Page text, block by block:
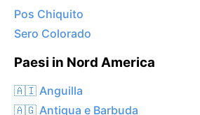
Pos Chiquito
Sero Colorado
Paesi in Nord America
🇦🇮 Anguilla
🇦🇬 Antigua e Barbuda